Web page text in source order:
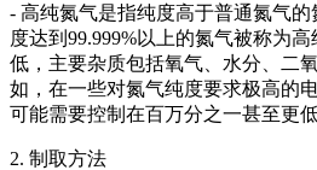
- 高纯氮气是指纯度高于普通氮气
度达到99.999%以上的氮气被称为
低，主要杂质包括氧气、水分、二
如，在一些对氮气纯度要求极高的
可能需要控制在百万分之一甚至更低
2. 制取方法